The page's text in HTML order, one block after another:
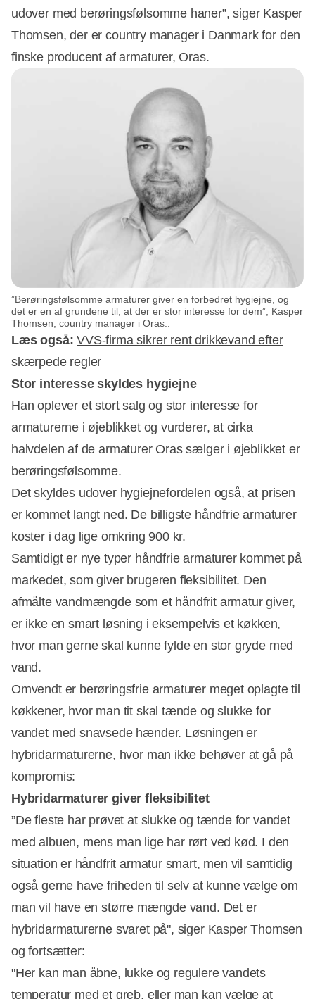
udover med berøringsfølsomme haner”, siger Kasper
Thomsen, der er country manager i Danmark for den
finske producent af armaturer, Oras.
Annonce
”Berøringsfølsomme armaturer giver en forbedret hygiejne, og
det er en af grundene til, at der er stor interesse for dem”, Kasper
Thomsen, country manager i Oras..
Læs også: VVS-firma sikrer rent drikkevand efter
skærpede regler
Stor interesse skyldes hygiejne
Han oplever et stort salg og stor interesse for
armaturerne i øjeblikket og vurderer, at cirka
halvdelen af de armaturer Oras sælger i øjeblikket er
berøringsfølsomme.
Det skyldes udover hygiejnefordelen også, at prisen
er kommet langt ned. De billigste håndfrie armaturer
koster i dag lige omkring 900 kr.
Samtidigt er nye typer håndfrie armaturer kommet på
markedet, som giver brugeren fleksibilitet. Den
afmålte vandmængde som et håndfrit armatur giver,
er ikke en smart løsning i eksempelvis et køkken,
hvor man gerne skal kunne fylde en stor gryde med
vand.
Omvendt er berøringsfrie armaturer meget oplagte til
køkkener, hvor man tit skal tænde og slukke for
vandet med snavsede hænder. Løsningen er
hybridarmaturerne, hvor man ikke behøver at gå på
kompromis:
Hybridarmaturer giver fleksibilitet
”De fleste har prøvet at slukke og tænde for vandet
med albuen, mens man lige har rørt ved kød. I den
situation er håndfrit armatur smart, men vil samtidig
også gerne have friheden til selv at kunne vælge om
man vil have en større mængde vand. Det er
hybridarmaturerne svaret på", siger Kasper Thomsen
og fortsætter:
"Her kan man åbne, lukke og regulere vandets
temperatur med et greb, eller man kan vælge at